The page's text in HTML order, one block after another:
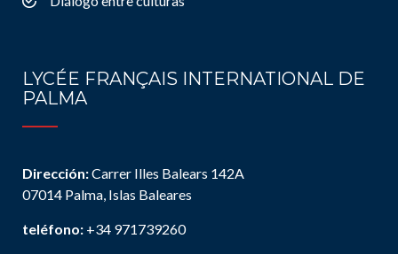
LYCÉE FRANÇAIS INTERNATIONAL DE
PALMA
Dirección:Carrer Illes Balears 142A
07014 Palma, Islas Baleares
teléfono: +34 971739260